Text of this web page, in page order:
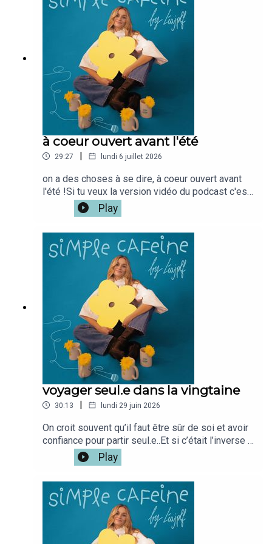
quelques pages. Si tu veux la version vidéo du
podcast c'est iciMon café disponible ici
: www.simplecafeine.comMon compte
perso @leajplf ?J'ai hate de te
lire!Bienveillance,S&S,Léa ✨🫶🏻
à coeur ouvert avant l'été
29:27 | lundi 6 juillet 2026
on a des choses à se dire, à coeur ouvert avant
l'été !Si tu veux la version vidéo du podcast c'est
iciMon café disponible ici
: www.simplecafeine.comMon compte
perso @leajplf ?J'ai hate de te
lire!Bienveillance,S&S,Léa ✨🫶🏻
Play
voyager seul.e dans la vingtaine
30:13 | lundi 29 juin 2026
On croit souvent qu’il faut être sûr de soi et avoir
confiance pour partir seul.e..Et si c’était l’inverse ?
Et si chaque train pris, chaque décision, chaque
détour, chaque rencontre nous apprenait à nous
faire confiance ?J'avais hâte de te retrouver
autour de ce sujet que j'aime tant,Si tu veux la
version vidéo du podcast c'est iciMon café
disponible ici : www.simplecafeine.comMon
compte perso @leajplf ?J'ai hate de te
Play